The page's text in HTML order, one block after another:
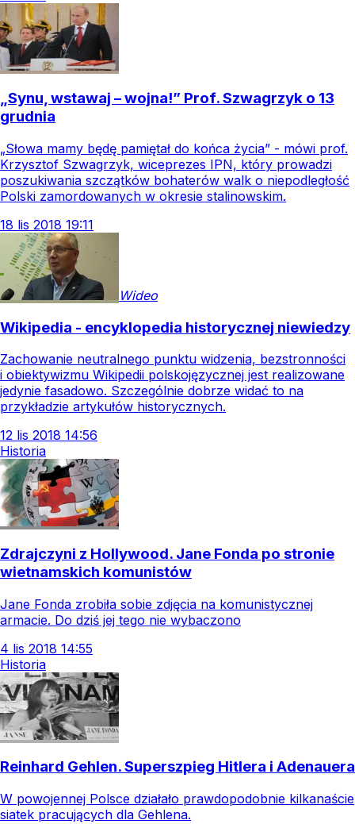
„Synu, wstawaj – wojna!” Prof. Szwagrzyk o 13
grudnia
„Słowa mamy będę pamiętał do końca życia” - mówi prof.
Krzysztof Szwagrzyk, wiceprezes IPN, który prowadzi
poszukiwania szczątków bohaterów walk o niepodległość
Polski zamordowanych w okresie stalinowskim.
18 lis 2018 19:11
Wideo
Wikipedia - encyklopedia historycznej niewiedzy
Zachowanie neutralnego punktu widzenia, bezstronności
i obiektywizmu Wikipedii polskojęzycznej jest realizowane
jedynie fasadowo. Szczególnie dobrze widać to na
przykładzie artykułów historycznych.
12 lis 2018 14:56
Historia
Zdrajczyni z Hollywood. Jane Fonda po stronie
wietnamskich komunistów
Jane Fonda zrobiła sobie zdjęcia na komunistycznej
armacie. Do dziś jej tego nie wybaczono
4 lis 2018 14:55
Historia
Reinhard Gehlen. Superszpieg Hitlera i Adenauera
W powojennej Polsce działało prawdopodobnie kilkanaście
siatek pracujących dla Gehlena.